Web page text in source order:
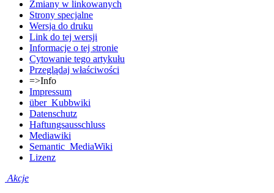
Zmiany w linkowanych
Strony specjalne
Wersja do druku
Link do tej wersji
Informacje o tej stronie
Cytowanie tego artykułu
Przeglądaj właściwości
=>Info
Impressum
über_Kubbwiki
Datenschutz
Haftungsausschluss
Mediawiki
Semantic_MediaWiki
Lizenz
Akcje